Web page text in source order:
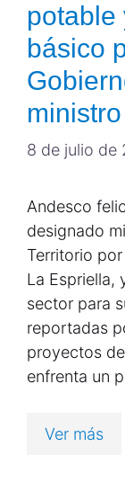
potable
básico
8 de julio de
Andesco
designado
Territorio
La Espriella,
sector para
reportadas
proyectos
enfrenta un
Ver más